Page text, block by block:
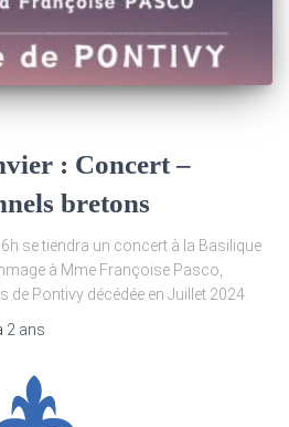
: Concert –
bretons
se tiendra un concert à la Basilique
à Mme Françoise Pasco,
de Pontivy décédée en Juillet 2024.
2 ans